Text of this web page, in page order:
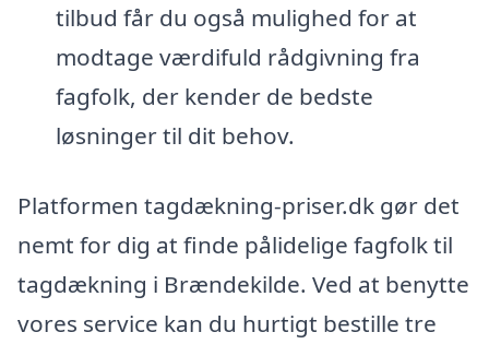
tilbud får du også mulighed for at
modtage værdifuld rådgivning fra
fagfolk, der kender de bedste
løsninger til dit behov.
Platformen tagdækning-priser.dk gør det
nemt for dig at finde pålidelige fagfolk til
tagdækning i Brændekilde. Ved at benytte
vores service kan du hurtigt bestille tre